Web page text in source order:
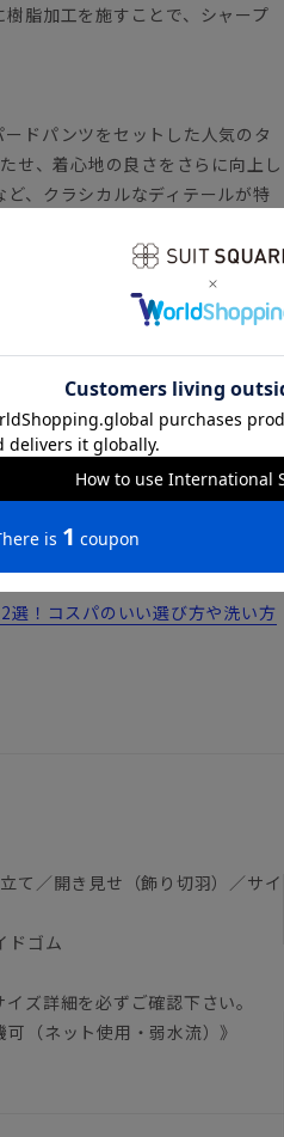
脂加工を施すことで、シャープ
ドパンツをセットした人気のタ
せ、着心地の良さをさらに向上し
、クラシカルなディテールが特
な緻密なプリントを施した生
最適な肌触りを叶えます。高機
イブリットなファブリックで
す。
素材を使用しています。
！コスパのいい選び方や洗い方
て／開き見せ（飾り切羽）／サイ
ドゴム
ズ詳細を必ずご確認下さい。
（ネット使用・弱水流）》